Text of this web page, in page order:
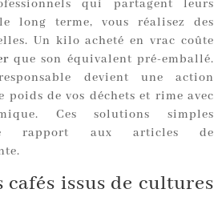
qui partagent leurs
long terme, vous réalisez des
Un kilo acheté en vrac coûte
que son équivalent pré-emballé.
devient une action
de vos déchets et rime avec
Ces solutions simples
rapport aux articles de
cafés issus de cultures